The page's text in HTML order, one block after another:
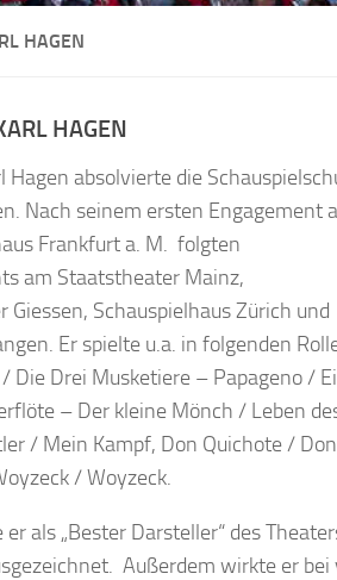
HAGEN
HAGEN
Hagen absolvierte die
Nach seinem ersten Engagement
Frankfurt a. M. folgten
am Staatstheater Mainz,
Giessen, Schauspielhaus Zürich und
Er spielte u.a. in folgenden
/ Die Drei Musketiere – Papageno /
– Der kleine Mönch / Leben
/ Mein Kampf, Don Quichote / Don
/ Woyzeck.
als „Bester Darsteller“ des
Außerdem wirkte er